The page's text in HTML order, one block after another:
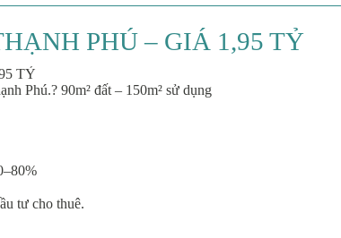
PHÚ – GIÁ 1,95 TỶ
TỶ
Phú.? 90m² đất – 150m² sử dụng
tư cho thuê.